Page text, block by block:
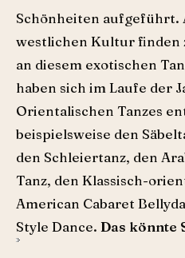
Schönheiten aufgeführt.
westlichen Kultur finden
an diesem exotischen
haben sich im Laufe der
Orientalischen Tanzes
beispielsweise den
den Schleiertanz, den
Tanz, den Klassisch-
American Cabaret
Style Dance. Das könnte